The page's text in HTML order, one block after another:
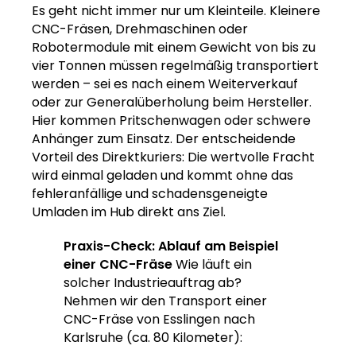
Es geht nicht immer nur um Kleinteile. Kleinere
CNC-Fräsen, Drehmaschinen oder
Robotermodule mit einem Gewicht von bis zu
vier Tonnen müssen regelmäßig transportiert
werden – sei es nach einem Weiterverkauf
oder zur Generalüberholung beim Hersteller.
Hier kommen Pritschenwagen oder schwere
Anhänger zum Einsatz. Der entscheidende
Vorteil des Direktkuriers: Die wertvolle Fracht
wird einmal geladen und kommt ohne das
fehleranfällige und schadensgeneigte
Umladen im Hub direkt ans Ziel.
Praxis-Check: Ablauf am Beispiel
einer CNC-FräseWie läuft ein
solcher Industrieauftrag ab?
Nehmen wir den Transport einer
CNC-Fräse von Esslingen nach
Karlsruhe (ca. 80 Kilometer):